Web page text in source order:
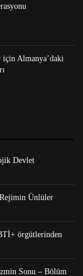
için Almanya’daki
Devlet
Ünlüler
örgütlerinden
Sonu – Bölüm